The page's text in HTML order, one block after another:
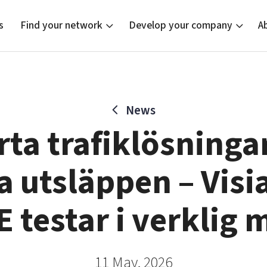
Find your network
East Sweden Tech Women
Reversed mentorship
Develop your company
Upscaling
Talent & skills
Startup & industry collaboration
Offers to boost your business
News
utsläppen –
testar i verklig
11 May, 2026